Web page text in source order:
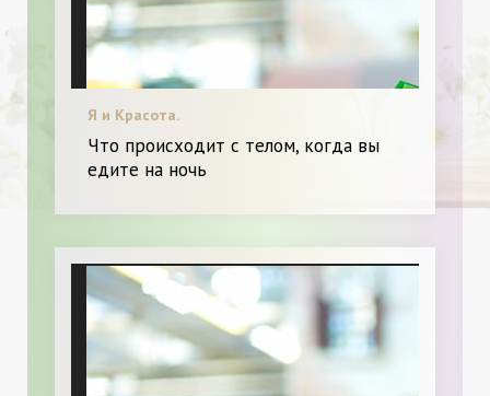
Я и Красота.
Что происходит с телом, когда вы
едите на ночь